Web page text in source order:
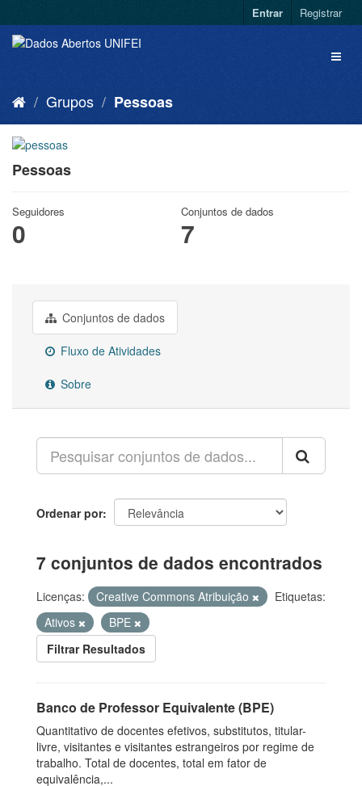
Entrar Registrar
Grupos Pessoas
Pessoas
Seguidores
0
Conjuntos de dados
7
Conjuntos de dados
Fluxo de Atividades
Sobre
Ordenar por
7 conjuntos de dados encontrados
Licenças: Creative Commons Atribuição
Etiquetas:
Ativos
BPE
Filtrar Resultados
Banco de Professor Equivalente (BPE)
Quantitativo de docentes efetivos, substitutos, titular-
livre, visitantes e visitantes estrangeiros por regime de
trabalho. Total de docentes, total em fator de
equivalência,...